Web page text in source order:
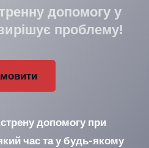
допомогу у
проблему!
допомогу при
час та у будь-якому